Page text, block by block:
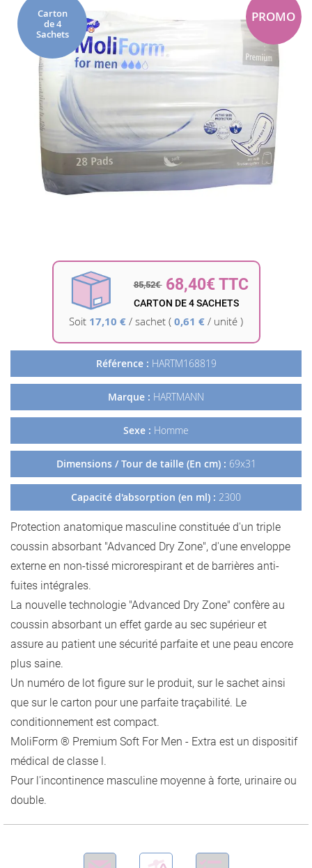
fin
de
galerie
d’images
Carton
de 4
Sachets
PROMO
85,52€ 68,40€ TTC
CARTON DE 4 SACHETS
Soit 17,10 € / sachet ( 0,61 € / unité )
Référence : HARTM168819
Marque : HARTMANN
Sexe : Homme
Dimensions / Tour de taille (En cm) : 69x31
Capacité d'absorption (en ml) : 2300
Protection anatomique masculine constituée d'un triple
coussin absorbant "Advanced Dry Zone", d'une enveloppe
externe en non-tissé microrespirant et de barrières anti-
fuites intégrales.
La nouvelle technologie "Advanced Dry Zone" confère au
coussin absorbant un effet garde au sec supérieur et
assure au patient une sécurité parfaite et une peau encore
plus saine.
Un numéro de lot figure sur le produit, sur le sachet ainsi
que sur le carton pour une parfaite traçabilité. Le
conditionnement est compact.
MoliForm ® Premium Soft For Men - Extra est un dispositif
médical de classe l.
Pour l'incontinence masculine moyenne à forte, urinaire ou
double.